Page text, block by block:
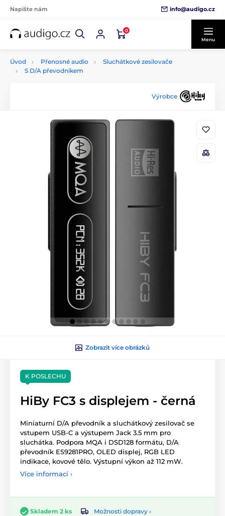
Napište nám info@audigo.cz
0
Menu
Úvod Přenosné audio
Sluchátkové zesilovače
S D/A převodníkem
Výrobce
Zobrazit více obrázků
K POSLECHU
HiBy FC3 s displejem - černá
Miniaturní D/A převodník a sluchátkový zesilovač se
vstupem USB-C a výstupem Jack 3.5 mm pro
sluchátka. Podpora MQA i DSD128 formátu, D/A
převodník ES9281PRO, OLED displej, RGB LED
indikace, kovové tělo. Výstupní výkon až 112 mW.
Více informací ›
Skladem 2 ks
Možnosti dopravy ›